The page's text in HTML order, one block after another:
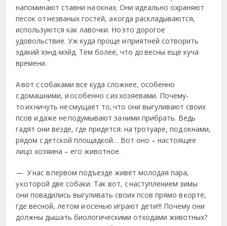
напоминают ставни на окнах. Они идеально охраняют
песок от незваных гостей, а когда раскладываются,
используются как лавочки. Но это дорогое
удовольствие. Уж куда проще и приятней сотворить
эдакий хэнд-мэйд. Тем более, что до весны еще куча
времени.
А вот с собаками все куда сложнее, особенно
с домашними, и особенно с их хозяевами. Почему-
то их ничуть не смущает то, что они выгуливают своих
псов и даже не подумывают за ними прибрать. Ведь
гадят они везде, где придется: на тротуаре, под окнами,
рядом с детской площадкой… Вот оно – настоящее
лицо хозяина – его животное.
— У нас в первом подъезде живет молодая пара,
у которой две собаки. Так вот, с наступлением зимы
они повадились выгуливать своих псов прямо в корте,
где весной, летом и осенью играют дети!!! Почему они
должны дышать биологическими отходами животных?